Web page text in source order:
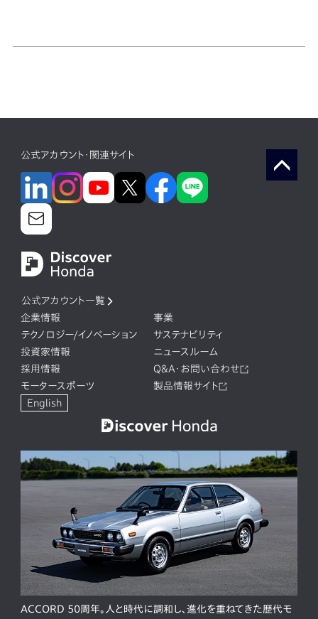
公式アカウント・関連サイト
公式アカウント一覧
企業情報
事業
テクノロジー/イノベーション
サステナビリティ
投資家情報
ニュースルーム
採用情報
Q&A・お問い合わせ
モータースポーツ
製品情報サイト
English
ACCORD 50周年。人と時代に調和し、進化を重ねてきた歴代モ